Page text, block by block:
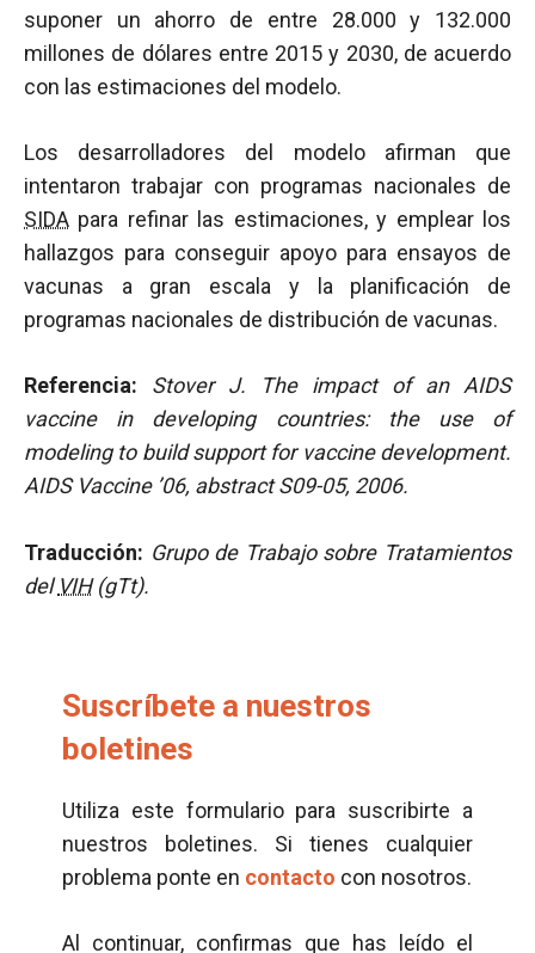
suponer un ahorro de entre 28.000 y 132.000
millones de dólares entre 2015 y 2030, de acuerdo
con las estimaciones del modelo.
Los desarrolladores del modelo afirman que
intentaron trabajar con programas nacionales de
SIDA para refinar las estimaciones, y emplear los
hallazgos para conseguir apoyo para ensayos de
vacunas a gran escala y la planificación de
programas nacionales de distribución de vacunas.
Referencia: Stover J. The impact of an AIDS
vaccine in developing countries: the use of
modeling to build support for vaccine development.
AIDS Vaccine ’06, abstract S09-05, 2006.
Traducción: Grupo de Trabajo sobre Tratamientos
delVIH(gTt).
Suscríbete a nuestros
boletines
Utiliza este formulario para suscribirte a
nuestros boletines. Si tienes cualquier
problema ponte en contacto con nosotros.
Al continuar, confirmas que has leído el